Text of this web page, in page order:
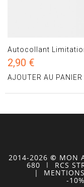
Autocollant
2,90 €
AJOUTER AU
2014-2026 © MON
680 | RCS
|
-10%